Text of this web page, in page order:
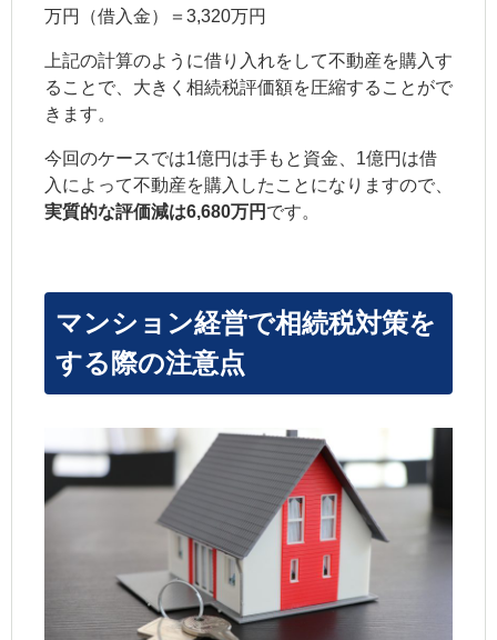
万円（借入金）＝3,320万円
上記の計算のように借り入れをして不動産を購入す
ることで、大きく相続税評価額を圧縮することがで
きます。
今回のケースでは1億円は手もと資金、1億円は借
入によって不動産を購入したことになりますので、
実質的な評価減は6,680万円 です。
マンション経営で相続税対策を
する際の注意点